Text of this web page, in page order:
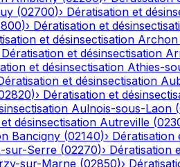
(02700)› Dératisation et
)› Dératisation et
et désinsectisation Archon
Dératisation et désinsectisation
et désinsectisation Athies-
et désinsectisation
)› Dératisation et
Aulnois-sous-Laon (
désinsectisation Autreville (
Bancigny (02140)› Dératisation
sur-Serre (02270)› Dératisation
sur-Marne (02850)›